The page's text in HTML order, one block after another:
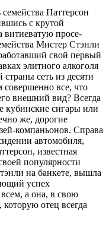
Паттер­сон
с крутой
витиеватую просе­
Мистер Стэн­ли
свой первый
элитно­го алкоголя
сеть из десяти
все, что
внешний вид? Всегда
кубинские сигары или
же, дорогие
компаньонов. Справа
автомобиля,
известная
популярности
на банкете, вышла
успех
а она, в свою
отец всегда